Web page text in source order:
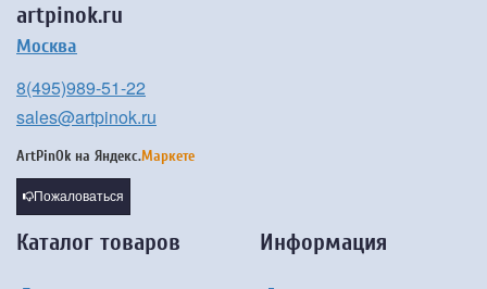
artpinok.ru
Москва
8(495)989-51-22
sales@artpinok.ru
ArtPinOk на Яндекс.Маркете
Пожаловаться
Каталог товаров Информация